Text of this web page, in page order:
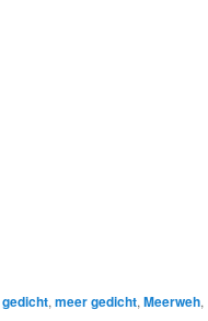
gedicht, meer gedicht, Meerweh,